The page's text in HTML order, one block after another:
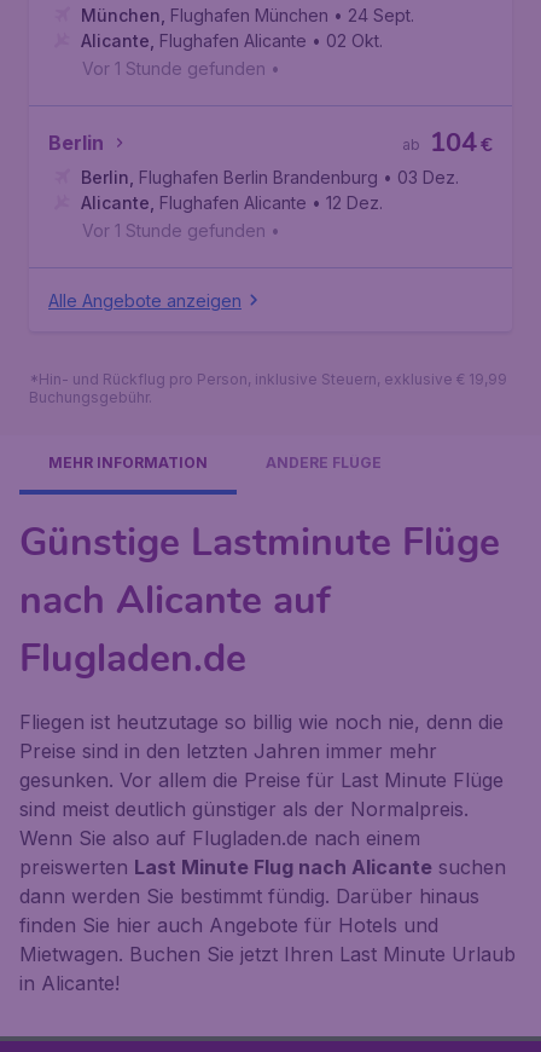
München Flughafen München • 24 Sept.
Alicante Flughafen Alicante • 02 Okt.
Vor 1 Stunde gefunden •
Berlin €
104
ab
Berlin Flughafen Berlin Brandenburg • 03 Dez.
Alicante Flughafen Alicante • 12 Dez.
Vor 1 Stunde gefunden •
Alle Angebote anzeigen
*Hin- und Rückflug pro Person, inklusive Steuern, exklusive € 19,99
Buchungsgebühr.
MEHR INFORMATION ANDERE FLÜGE
Günstige Lastminute Flüge
nach Alicante auf
Flugladen.de
Fliegen ist heutzutage so billig wie noch nie, denn die
Preise sind in den letzten Jahren immer mehr
gesunken. Vor allem die Preise für Last Minute Flüge
sind meist deutlich günstiger als der Normalpreis.
Wenn Sie also auf Flugladen.de nach einem
preiswerten Last Minute Flug nach Alicante suchen
dann werden Sie bestimmt fündig. Darüber hinaus
finden Sie hier auch Angebote für Hotels und
Mietwagen. Buchen Sie jetzt Ihren Last Minute Urlaub
in Alicante!